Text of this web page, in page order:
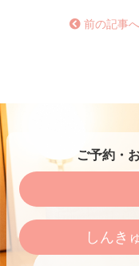
前の記事へ
ご予約・
しんき